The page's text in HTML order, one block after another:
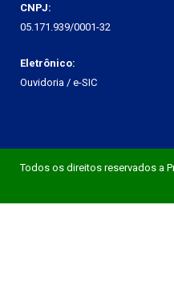
CNPJ:
05.171.939/0001-32
Eletrônico:
Ouvidoria / e-SIC
Todos os direitos reservados a